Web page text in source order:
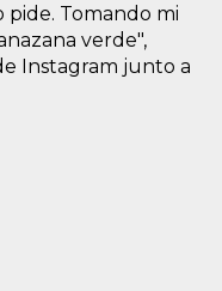
Tomando mi
verde",
Instagram junto a